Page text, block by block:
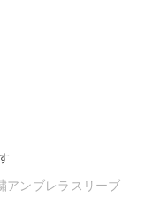
アンブレラスリーブ